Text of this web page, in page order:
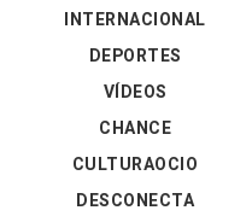
INTERNACIONAL
DEPORTES
VÍDEOS
CHANCE
CULTURAOCIO
DESCONECTA